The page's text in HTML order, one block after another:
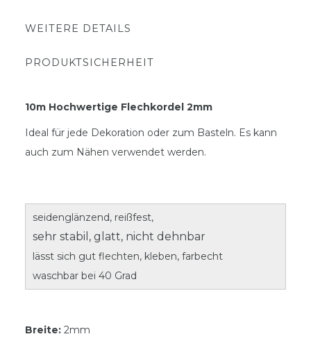
WEITERE DETAILS
PRODUKTSICHERHEIT
10m Hochwertige Flechkordel 2mm
Ideal für jede Dekoration oder zum Basteln. Es kann
auch zum Nähen verwendet werden.
seidenglänzend, reißfest,
sehr stabil, glatt, nicht dehnbar
lässt sich gut flechten, kleben, farbecht
waschbar bei 40 Grad
Breite: 2mm